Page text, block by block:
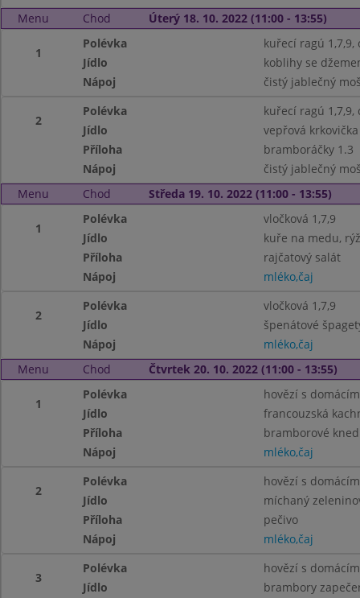
Menu
Chod Úterý 18. 10. 2022 (11:00 - 13:55)
1
Polévka
kuřecí ragú 1,7,9,
Jídlo
koblihy se
Nápoj
čistý jablečný
2
Polévka
kuřecí ragú 1,7,9,
Jídlo
vepřová
Příloha
bramboráčky 1.3
Nápoj
čistý jablečný
Menu
Chod Středa 19. 10. 2022 (11:00 - 13:55)
1
Polévka
vločková 1,7,9
Jídlo
kuře na medu,
Příloha
rajčatový salát
Nápoj
mléko,čaj
2
Polévka
vločková 1,7,9
Jídlo
špenátové
Nápoj
mléko,čaj
Menu
Chod Čtvrtek 20. 10. 2022 (11:00 - 13:55)
1
Polévka
hovězí s
Jídlo
francouzská
Příloha
bramborové
Nápoj
mléko,čaj
2
Polévka
hovězí s
Jídlo
míchaný
Příloha
pečivo
Nápoj
mléko,čaj
3
Polévka
hovězí s
Jídlo
brambory